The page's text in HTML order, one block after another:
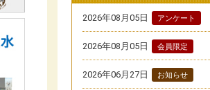
2026年08月05日 アンケート
2026年08月05日 会員限定
2026年06月27日 お知らせ